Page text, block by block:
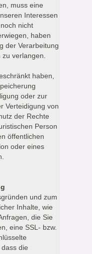
muss eine
Interessen
nicht
haben
der Verarbeitung
zu verlangen.
haben,
oder zur
Verteidigung von
der Rechte
Person
öffentlichen
oder eines
und zum
Inhalte, wie
die Sie
eine SSL- bzw.
die